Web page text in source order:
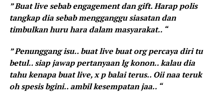
” Buat live sebab engagement dan gift. Harap polis
tangkap dia sebab mengganggu siasatan dan
timbulkan huru hara dalam masyarakat.. “
” Penunggang isu.. buat live buat org percaya diri tu
betul.. siap jawap pertanyaan lg konon.. kalau dia
tahu kenapa buat live, x p balai terus.. Oii naa teruk
oh spesis bgini.. ambil kesempatan jaa.. “